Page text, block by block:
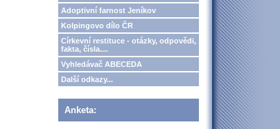
Adoptivní farnost Jeníkov
Kolpingovo dílo ČR
Církevní restituce - otázky, odpovědi,
fakta, čísla....
Vyhledávač ABECEDA
Další odkazy...
Anketa: